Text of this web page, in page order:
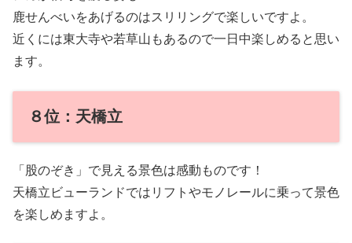
鹿せんべいをあげるのはスリリングで楽しいですよ。
近くには東大寺や若草山もあるので一日中楽しめると思い
ます。
８位：天橋立
「股のぞき」で見える景色は感動ものです！
天橋立ビューランドではリフトやモノレールに乗って景色
を楽しめますよ。